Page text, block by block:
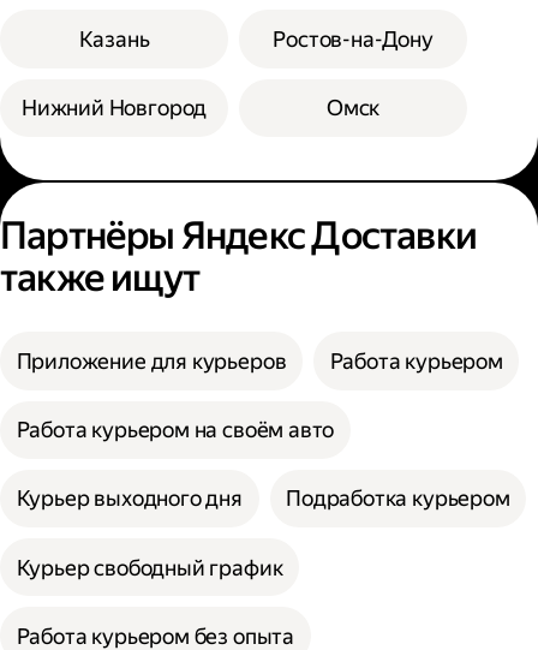
Казань
Нижний Новгород
Ростов-на-Дону
Омск
Партнёры Яндекс Доставки
также ищут
Приложение для курьеров Работа курьером
Работа курьером на своём авто
Курьер выходного дня Подработка курьером
Курьер свободный график
Работа курьером без опыта